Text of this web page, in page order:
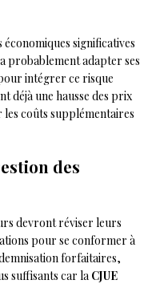
significatives
probablement adapter ses
intégrer ce risque
déjà une hausse des prix
coûts supplémentaires
des
devront réviser leurs
pour se conformer à
forfaitaires,
suffisants car la CJUE